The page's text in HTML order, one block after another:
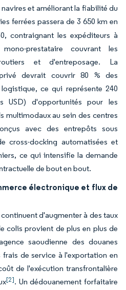
et améliorant la fiabilité du
ferrées passera de 3 650 km en
contraignant les expéditeurs à
prestataire couvrant les
et d'entreposage. La
devrait couvrir 80 % des
ce qui représente 240
USD) d'opportunités pour les
multimodaux au sein des centres
avec des entrepôts sous
cross-docking automatisées et
ce qui intensifie la demande
de bout en bout.
électronique et flux de
d'augmenter à des taux
colis provient de plus en plus de
saoudienne des douanes
de service à l'exportation en
de l'exécution transfrontalière
[2]. Un dédouanement forfaitaire